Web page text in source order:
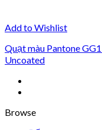
Add to Wishlist
Quạt màu Pantone
Uncoated
Browse